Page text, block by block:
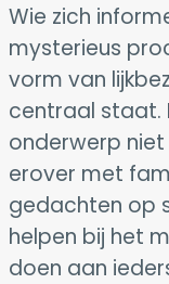
Wie zich
mysterieus
vorm van
centraal staat.
onderwerp
erover met
gedachten op
helpen bij het
doen aan